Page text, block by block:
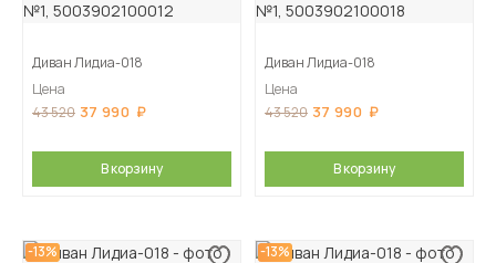
Диван Лидиа-018
Цена
43 520 37 990
В корзину
Диван Лидиа-018
Цена
43 520 37 990
В корзину
-13% -13%